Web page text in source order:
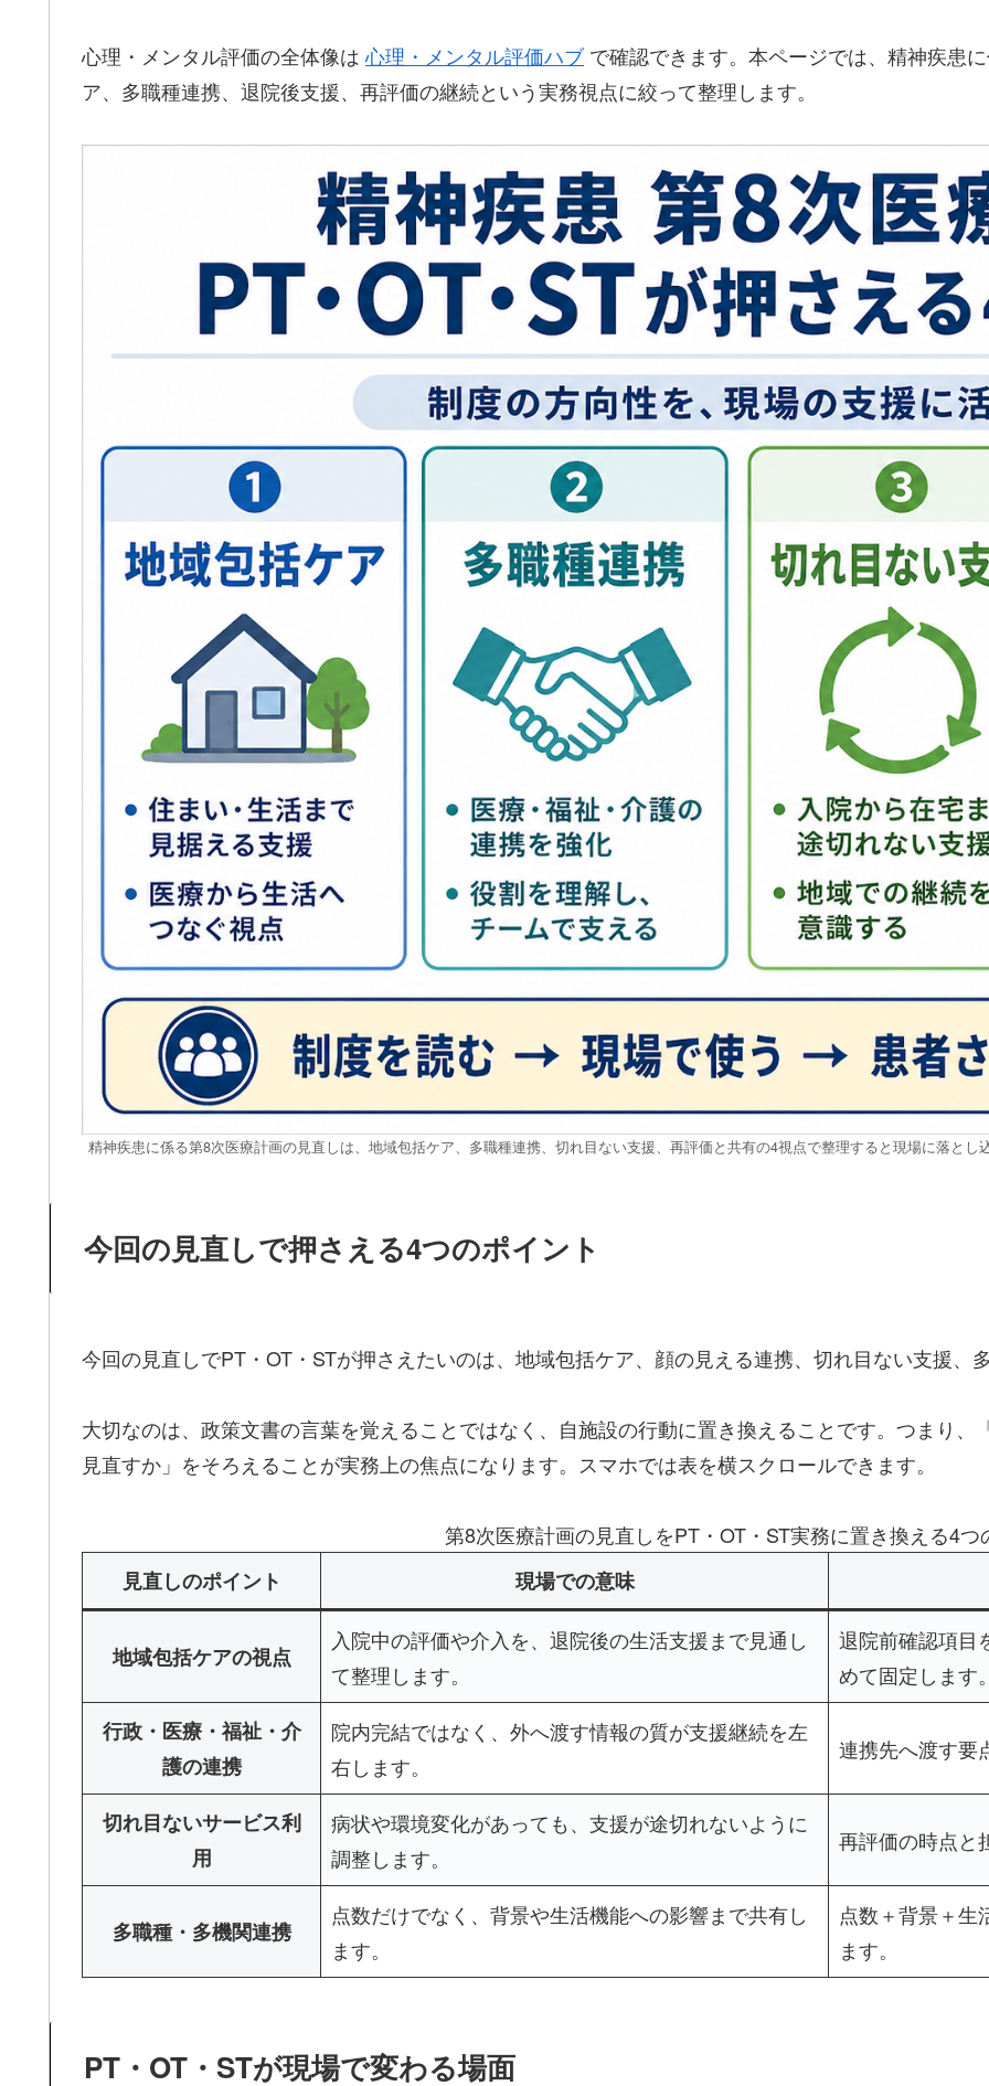
心理・メンタル評価の全体像は心理・メンタル評価ハブで確認できます。本ページでは、精神疾患
ア、多職種連携、退院後支援、再評価の継続という実務視点に絞って整理します。
精神疾患に係る第8次医療計画の見直しは、地域包括ケア、多職種連携、切れ目ない支援、再評価と共有の4視点で整理すると現場に落とし
今回の見直しで押さえる4つのポイント
今回の見直しでPT・OT・STが押さえたいのは、地域包括ケア、顔の見える連携、切れ目ない支援、
大切なのは、政策文書の言葉を覚えることではなく、自施設の行動に置き換えることです。つまり
見直すか」をそろえることが実務上の焦点になります。スマホでは表を横スクロールできます。
第8次医療計画の見直しをPT・OT・ST実務に置き換える4つ
見直しのポイント
現場での意味
地域包括ケアの視点
入院中の評価や介入を、退院後の生活支援まで見通し
て整理します。
退院前確認項目
めて固定します
行政・医療・福祉・介
護の連携
院内完結ではなく、外へ渡す情報の質が支援継続を左
右します。
連携先へ渡す要
切れ目ないサービス利
用
病状や環境変化があっても、支援が途切れないように
調整します。
再評価の時点と
多職種・多機関連携
点数だけでなく、背景や生活機能への影響まで共有し
ます。
点数＋背景＋生
ます。
PT・OT・STが現場で変わる場面